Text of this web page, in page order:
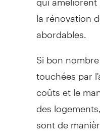
la rénovation
abordables.
Si bon
touchées par
coûts et le
des
sont de